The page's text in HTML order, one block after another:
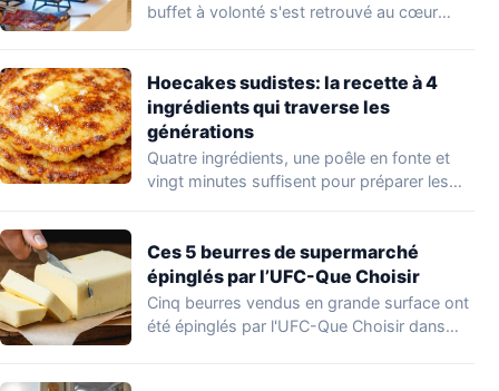
buffet à volonté s'est retrouvé au cœur
Hoecakes sudistes: la recette à 4
ingrédients qui traverse les
générations
Quatre ingrédients, une poêle en fonte et
vingt minutes suffisent pour préparer les
Ces 5 beurres de supermarché
épinglés par l’UFC-Que Choisir
Cinq beurres vendus en grande surface ont
été épinglés par l'UFC-Que Choisir dans